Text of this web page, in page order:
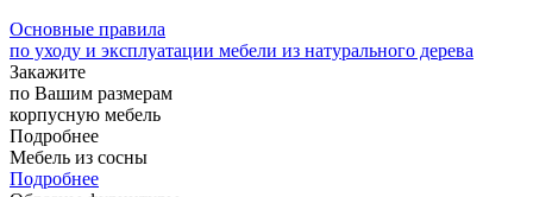
Основные правила
по уходу и эксплуатации мебели из натурального дерева
Закажите
по Вашим размерам
корпусную мебель
Подробнее
Мебель из сосны
Подробнее